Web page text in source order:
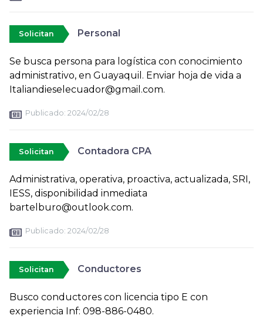
Solicitan Personal
Se busca persona para logística con conocimiento
administrativo, en Guayaquil. Enviar hoja de vida a
Italiandieselecuador@gmail.com.
Publicado: 2024/02/28
Solicitan Contadora CPA
Administrativa, operativa, proactiva, actualizada, SRI,
IESS, disponibilidad inmediata
bartelburo@outlook.com.
Publicado: 2024/02/28
Solicitan Conductores
Busco conductores con licencia tipo E con
experiencia Inf: 098-886-0480.